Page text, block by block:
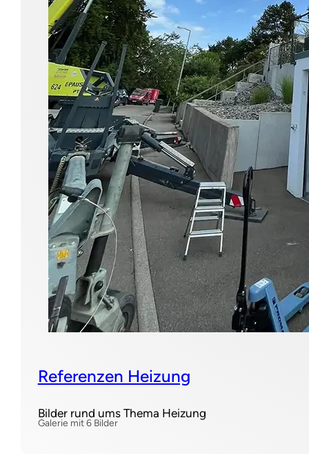
Referenzen Heizung
Bilder rund ums Thema Heizung
Galerie mit 6 Bilder